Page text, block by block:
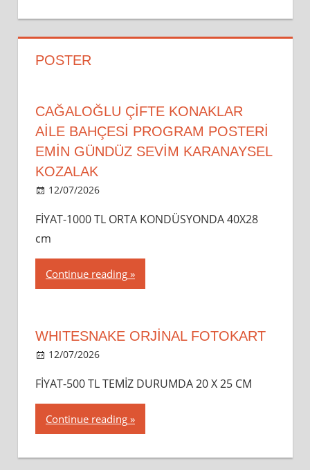
POSTER
CAĞALOĞLU ÇİFTE KONAKLAR
AİLE BAHÇESİ PROGRAM POSTERİ
EMİN GÜNDÜZ SEVİM KARANAYSEL
KOZALAK
12/07/2026
FİYAT-1000 TL ORTA KONDÜSYONDA 40X28
cm
Continue reading
WHITESNAKE ORJİNAL FOTOKART
12/07/2026
FİYAT-500 TL TEMİZ DURUMDA 20 X 25 CM
Continue reading